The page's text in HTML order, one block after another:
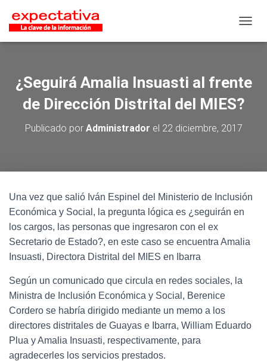
¿Seguirá Amalia Insuasti al frente
de Dirección Distrital del MIES?
Publicado por Administrador el 22 diciembre, 2017
Una vez que salió Iván Espinel del Ministerio de Inclusión
Económica y Social, la pregunta lógica es ¿seguirán en
los cargos, las personas que ingresaron con el ex
Secretario de Estado?, en este caso se encuentra Amalia
Insuasti, Directora Distrital del MIES en Ibarra
Según un comunicado que circula en redes sociales, la
Ministra de Inclusión Económica y Social, Berenice
Cordero se habría dirigido mediante un memo a los
directores distritales de Guayas e Ibarra, William Eduardo
Plua y Amalia Insuasti, respectivamente, para
agradecerles los servicios prestados.